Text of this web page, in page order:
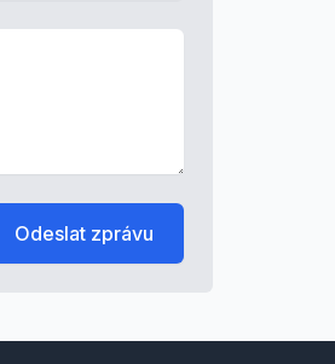
Odeslat zprávu